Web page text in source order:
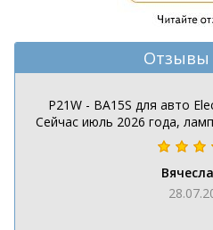
Отзывы
P21W - BA15S для авто
Сейчас июль 2026 года,